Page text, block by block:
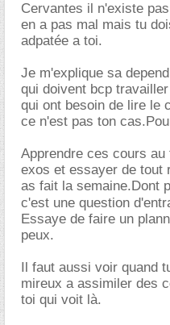
Cervantes il n'existe
en a pas mal mais tu
adpatée a toi.
Je m'explique sa
qui doivent bcp
qui ont besoin de lire le
ce n'est pas ton
Apprendre ces cours
exos et essayer de tout
as fait la semaine.Dont
c'est une question
Essaye de faire un
peux.
Il faut aussi voir quand
mireux a assimiler des
toi qui voit là.